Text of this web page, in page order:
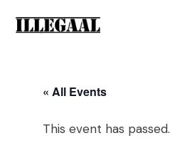
« All Events
This event has passed.